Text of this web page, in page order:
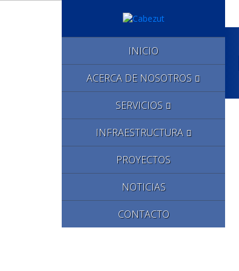
INICIO
ACERCA DE NOSOTROS
SERVICIOS
INFRAESTRUCTURA
PROYECTOS
NOTICIAS
CONTACTO